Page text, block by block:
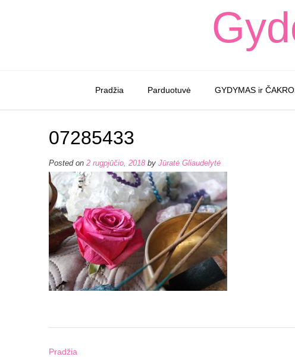
Pradžia Parduotuvė GYDYMAS ir
07285433
Posted on 2 rugpjūčio, 2018 by Jūratė Gliaudelytė
Post
Pradžia